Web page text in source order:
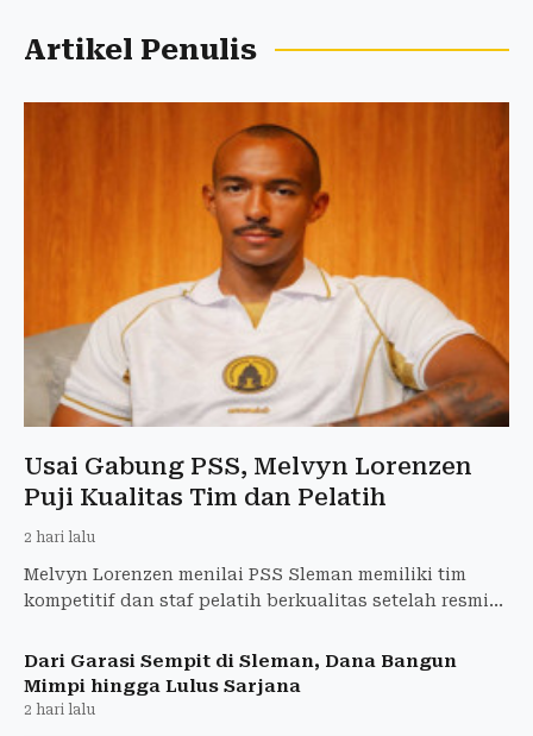
Artikel Penulis
Usai Gabung PSS, Melvyn Lorenzen
Puji Kualitas Tim dan Pelatih
2 hari lalu
Melvyn Lorenzen menilai PSS Sleman memiliki tim
kompetitif dan staf pelatih berkualitas setelah resmi
Dari Garasi Sempit di Sleman, Dana Bangun
Mimpi hingga Lulus Sarjana
2 hari lalu